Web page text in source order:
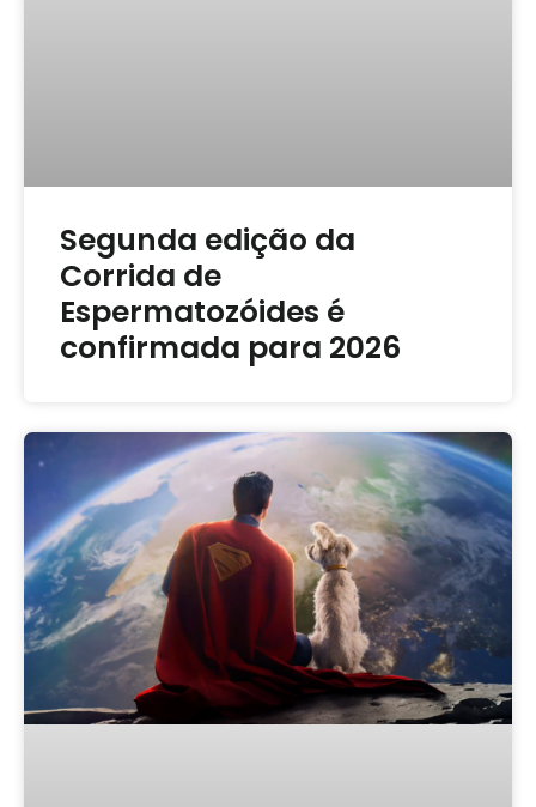
Segunda edição da
Corrida de
Espermatozóides é
confirmada para 2026